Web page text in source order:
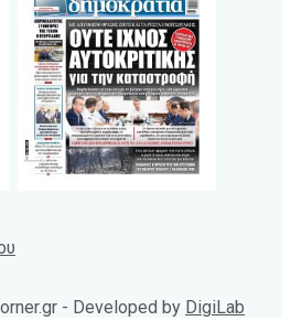
- Developed by DigiLab